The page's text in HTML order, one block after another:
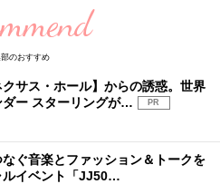
のおすすめ
クサス・ホール】からの誘惑。世界
ダー スターリングが…
PR
ぐ音楽とファッション＆トークを
ルイベント「JJ50…